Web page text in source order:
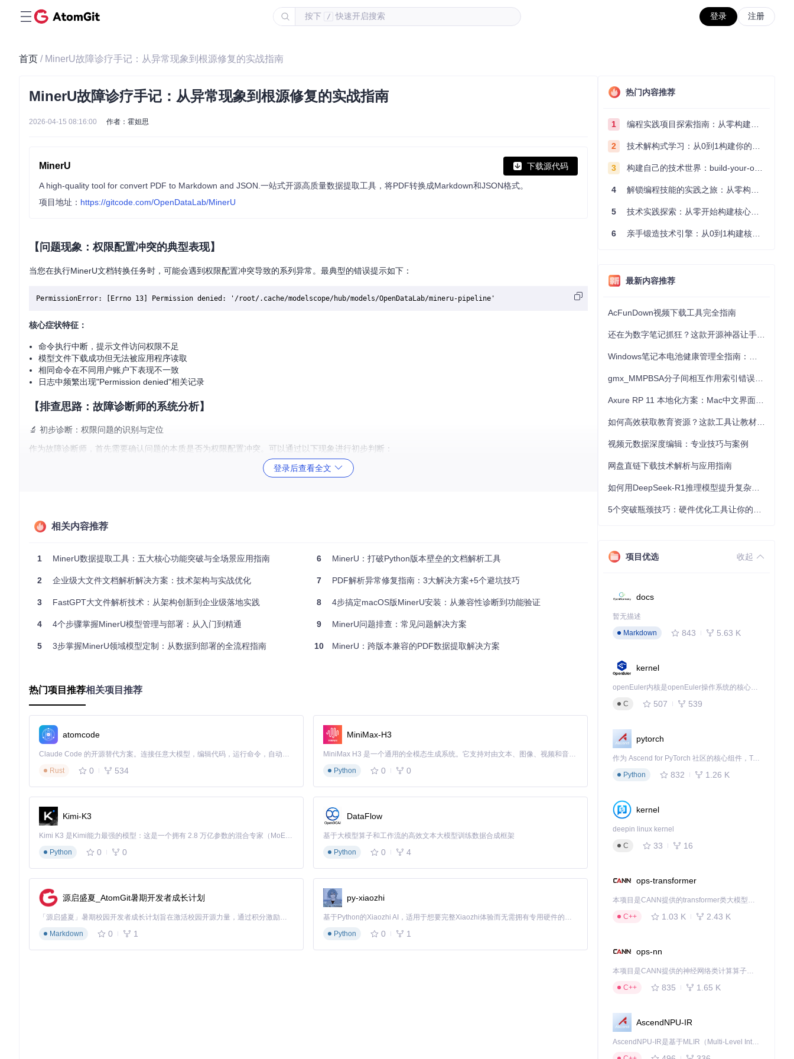
按下 / 快速开启搜索 登录 注册
首页 / MinerU故障诊疗手记：从异常现象到根源修复的实战指南
MinerU故障诊疗手记：从异常现象到根源修复的实战指南
2026-04-15 08:16:00 作者：霍妲思
MinerU 下载源代码
A high-quality tool for convert PDF to Markdown and JSON.一站式开源高质量数据提取工具，将PDF转换成Markdown和JSON格式。
项目地址： https://gitcode.com/OpenDataLab/MinerU
【问题现象：权限配置冲突的典型表现】
当您在执行MinerU文档转换任务时，可能会遇到权限配置冲突导致的系列异常。最典型的错误提示如下：
核心症状特征：
命令执行中断，提示文件访问权限不足
模型文件下载成功但无法被应用程序读取
相同命令在不同用户账户下表现不一致
日志中频繁出现"Permission denied"相关记录
【排查思路：故障诊断师的系统分析】
🔬 初步诊断：权限问题的识别与定位
作为故障诊断师，首先需要确认问题的本质是否为权限配置冲突。可以通过以下现象进行初步判断：
：在普通用户和管理员账户下分别执行相同命令，观察结果差异
MinerU采用"生产流水线"式的模块化架构，将文档处理流程分解为多个专业"工作站"：
图1：MinerU文档处理流程示意图，展示了从PDF输入到最终验证的完整工作流
在这个生产流水线中：
Pipeline模块（预处理工作站）：负责文档解析和页面分割
Hybrid模块（综合处理中心）：融合多模态信息生成最终结果
权限冲突就像工厂中某个工作站的员工没有获得进入材料仓库的授权，导致整个生产链条中断。当MinerU的服务进程用户与模型文件的所有者/权限设置不
权限配置冲突
├── 用户身份问题
│   ├── 服务运行用户与文件所有者不匹配
│   ├── 用户组权限设置错误
│   └── 临时用户身份切换导致权限丢失
│   ├── 模型文件权限不足（未设置读权限）
│   ├── 目录访问权限链断裂
    ├── Docker容器内权限映射错误
【解决方案：三级诊疗方案】
🛠️ 初级修复：快速临时解决方案
适合对系统权限了解有限的用户，快速恢复服务运行：
打开MinerU配置界面，找到"高级设置"选项卡
在"运行环境"部分，勾选"以管理员权限运行"选项
登录后查看全文
相关内容推荐
1 MinerU数据提取工具：五大核心功能突破与全场景应用指南
2 企业级大文件文档解析解决方案：技术架构与实战优化
3 FastGPT大文件解析技术：从架构创新到企业级落地实践
4 4个步骤掌握MinerU模型管理与部署：从入门到精通
5 3步掌握MinerU领域模型定制：从数据到部署的全流程指南
6 MinerU：打破Python版本壁垒的文档解析工具
7 PDF解析异常修复指南：3大解决方案+5个避坑技巧
8 4步搞定macOS版MinerU安装：从兼容性诊断到功能验证
9 MinerU问题排查：常见问题解决方案
10 MinerU：跨版本兼容的PDF数据提取解决方案
热门项目推荐相关项目推荐
atomcode
Claude Code 的开源替代方案。连接任意大模型，编辑代码，运行命令，自动验证 — 全自动执行。用 Rust 构建，极致性能。 ｜ An open-source alternative to Claude Code. Connect any LLM, edit code, run commands, and verify changes — autonomously. Built in Rust for speed. Get Started
Rust
0 534
MiniMax-H3
MiniMax H3 是一个通用的全模态生成系统。它支持对由文本、图像、视频和音频组成的多模态上下文进行统一理解，并能生成分辨率高达 2K、时长可达 15 秒的带原生立体声音频的视频。得益于面向任务泛化的系统设计，H3 在预训练阶段就已具备广泛的多模态上下文理解与生成能力，能够出色地执行复杂的多模态指令。
Python
0 0
Kimi-K3
Kimi K3 是Kimi能力最强的模型：这是一个拥有 2.8 万亿参数的混合专家（MoE）模型，具备原生视觉理解能力，并支持 100 万 token 的上下文窗口。
Python
0 0
DataFlow
基于大模型算子和工作流的高效文本大模型训练数据合成框架
Python
0 4
源启盛夏_AtomGit暑期开发者成长计划
「源启盛夏」暑期校园开发者成长计划旨在激活校园开源力量，通过积分激励、认证扶持、资源倾斜等形式，引导高校组织和开发者完成「入驻 — 建项目 — 做贡献 — 获认证 — 得资源」的完整闭环。无论你是想带领社团入驻平台的组织者，还是希望用代码贡献证明自己的开发者，都能在这里找到属于你的成长路径。
Markdown
0 1
py-xiaozhi
基于Python的Xiaozhi AI，适用于想要完整Xiaozhi体验而无需拥有专用硬件的用户。
Python
0 1
热门内容推荐
1 编程实践项目探索指南：从零构建技术能力体系
2 技术解构式学习：从0到1构建你的编程知识体系
3 构建自己的技术世界：build-your-own-x项目的实践探索指南
4 解锁编程技能的实践之旅：从零构建你的技术世界
5 技术实践探索：从零开始构建核心系统的实践指南
6 亲手锻造技术引擎：从0到1构建核心系统的实践指南
最新内容推荐
AcFunDown视频下载工具完全指南
视频元数据深度编辑：专业技巧与案例
网盘直链下载技术解析与应用指南
项目优选 收起
docs
暂无描述
Markdown
843 5.63 K
kernel
openEuler内核是openEuler操作系统的核心，既是系统性能与稳定性的基石，也是连接处理器、设备与服务的桥梁。
C
507 539
pytorch
作为 Ascend for PyTorch 社区的核心组件，TorchNPU 是昇腾专为 PyTorch 打造的深度学习适配插件，使 PyTorch 框架能够直接调用昇腾 NPU，为开发者提供昇腾 AI 处理器的超强算力。
Python
832 1.26 K
kernel
deepin linux kernel
C
33 16
ops-transformer
本项目是CANN提供的transformer类大模型算子库，实现网络在NPU上加速计算。
C++
1.03 K 2.43 K
ops-nn
本项目是CANN提供的神经网络类计算算子库，实现网络在NPU上加速计算。
C++
835 1.65 K
AscendNPU-IR
AscendNPU-IR是基于MLIR（Multi-Level Intermediate Representation）构建的，面向昇腾亲和算子编译时使用的中间表示，提供昇腾完备表达能力，通过编译优化提升昇腾AI处理器计算效率，支持通过生态框架使能昇腾AI处理器与深度调优